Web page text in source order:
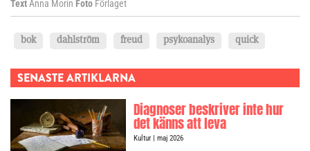
TextAnna Morin Foto Förlaget
bok dahlström freud psykoanalys quick
SENASTE ARTIKLARNA
Diagnoser beskriver inte hur
det känns att leva
Kultur| maj 2026